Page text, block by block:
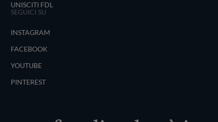
UNISCITI FDL
SEGUICI SU
INSTAGRAM
FACEBOOK
YOUTUBE
PINTEREST